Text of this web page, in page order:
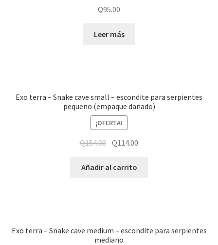
Q95.00
Leer más
Exo terra – Snake cave small – escondite para serpientes
pequeño (empaque dañado)
¡OFERTA!
Q154.00 Q114.00
Añadir al carrito
Exo terra – Snake cave medium – escondite para serpientes
mediano